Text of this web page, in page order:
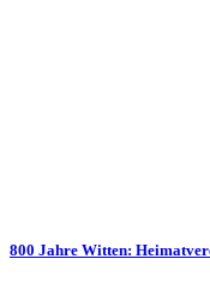
800 Jahre Witten: